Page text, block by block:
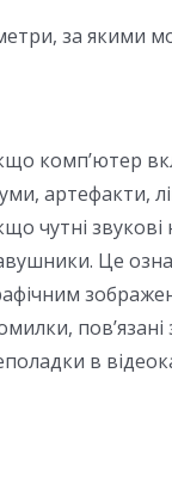
за якими
комп’ютер
артефакти,
чутні звукові
Це
в